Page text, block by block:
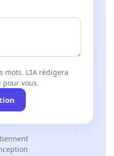
mots. L’IA rédigera
vous.